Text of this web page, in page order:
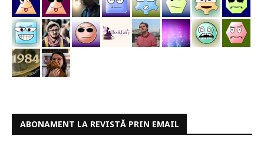
ABONAMENT LA REVISTĂ PRIN EMAIL